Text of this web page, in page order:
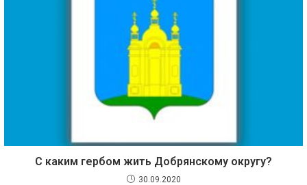
С каким гербом жить Добрянскому округу?
30.09.2020